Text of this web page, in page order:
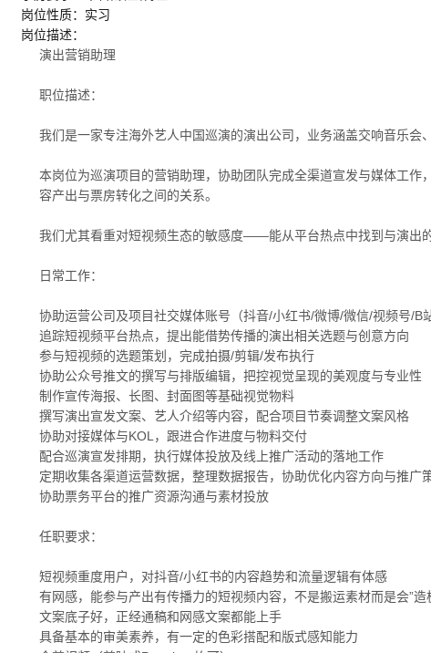
岗位性质：实习
岗位描述：
演出营销助理
职位描述：
我们是一家专注海外艺人中国巡演的演出公司，业务涵盖交响音乐会
本岗位为巡演项目的营销助理，协助团队完成全渠道宣发与媒体工
容产出与票房转化之间的关系。
我们尤其看重对短视频生态的敏感度——能从平台热点中找到与演出
日常工作：
协助运营公司及项目社交媒体账号（抖音/小红书/微博/微信/视频号/B
追踪短视频平台热点，提出能借势传播的演出相关选题与创意方向
参与短视频的选题策划，完成拍摄/剪辑/发布执行
协助公众号推文的撰写与排版编辑，把控视觉呈现的美观度与专业性
制作宣传海报、长图、封面图等基础视觉物料
撰写演出宣发文案、艺人介绍等内容，配合项目节奏调整文案风格
协助对接媒体与KOL，跟进合作进度与物料交付
配合巡演宣发排期，执行媒体投放及线上推广活动的落地工作
定期收集各渠道运营数据，整理数据报告，协助优化内容方向与推广
协助票务平台的推广资源沟通与素材投放
任职要求：
短视频重度用户，对抖音/小红书的内容趋势和流量逻辑有体感
有网感，能参与产出有传播力的短视频内容，不是搬运素材而是会”造
文案底子好，正经通稿和网感文案都能上手
具备基本的审美素养，有一定的色彩搭配和版式感知能力